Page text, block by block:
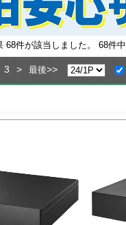
68件が該当しました。 68件中
3 > 最後>>